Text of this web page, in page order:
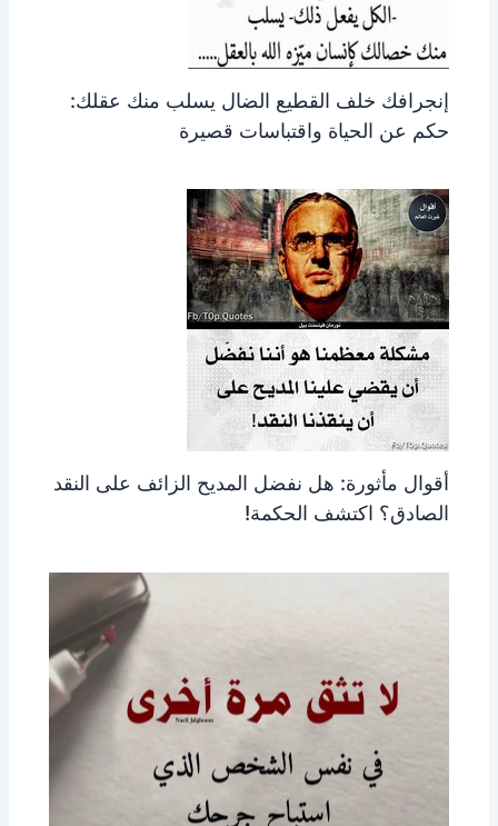
إنجرافك خلف القطيع الضال يسلب منك عقلك:
حكم عن الحياة واقتباسات قصيرة
أقوال مأثورة: هل نفضل المديح الزائف على النقد
الصادق؟ اكتشف الحكمة!